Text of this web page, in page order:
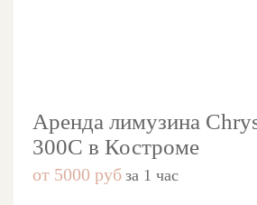
Аренда лимузина
300C в Костроме
от 5000 руб за 1 час